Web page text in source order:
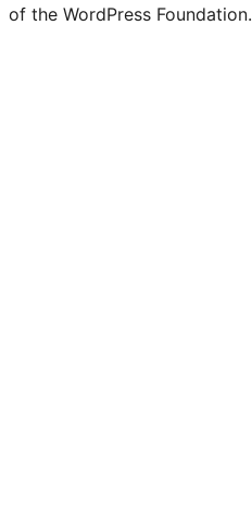
of the WordPress Foundation.